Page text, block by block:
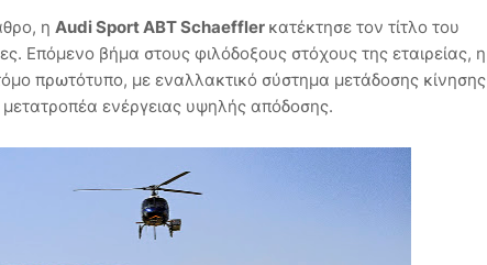
η Audi Sport ABT Schaeffler κατέκτησε τον τίτλο του
βήμα στους φιλόδοξους στόχους της εταιρείας, η
πρωτότυπο, με εναλλακτικό σύστημα μετάδοσης
ενέργειας υψηλής απόδοσης.